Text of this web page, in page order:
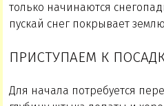
только начинаются
пускай снег покрывает
ПРИСТУПАЕМ К
Для начала потребуется